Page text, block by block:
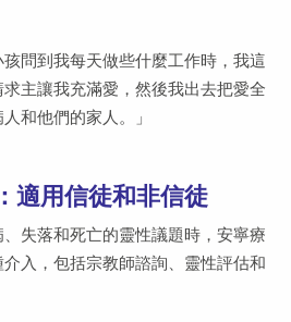
問到我每天做些什麼工作時，我這
主讓我充滿愛，然後我出去把愛全
和他們的家人。」
適用信徒和非信徒
失落和死亡的靈性議題時，安寧療
入，包括宗教師諮詢、靈性評估和